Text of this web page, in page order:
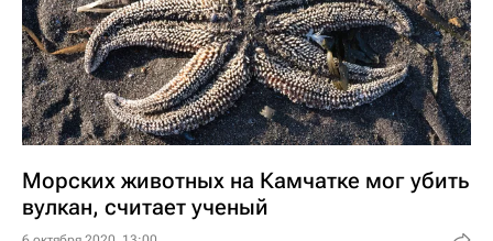
Морских животных на Камчатке мог убить
вулкан, считает ученый